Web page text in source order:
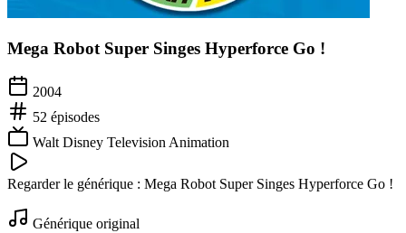
Mega Robot Super Singes Hyperforce Go !
2004
52 épisodes
Walt Disney Television Animation
Regarder le générique : Mega Robot Super Singes Hyperforce Go !
Générique original